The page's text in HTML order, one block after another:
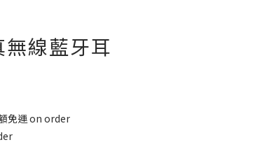
線藍牙耳
免運 on order